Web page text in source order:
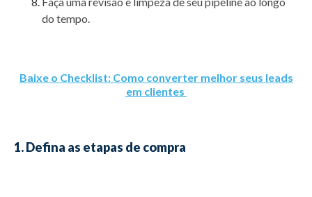
do tempo.
Baixe o Checklist: Como converter melhor seus leads
em clientes
1. Defina as etapas de compra